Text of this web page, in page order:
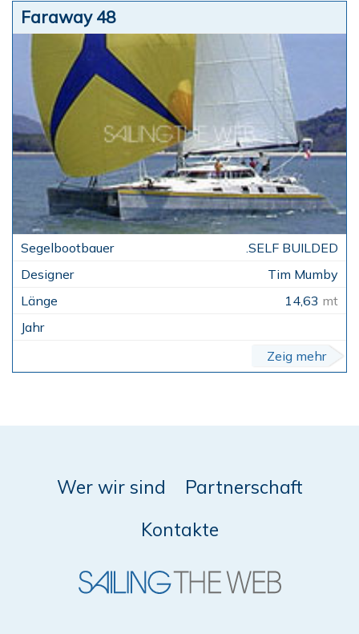
Faraway 48
.SELF BUILDED
Tim Mumby
14,63 mt
Zeig mehr
Wer wir sind
Partnerschaft
Kontakte